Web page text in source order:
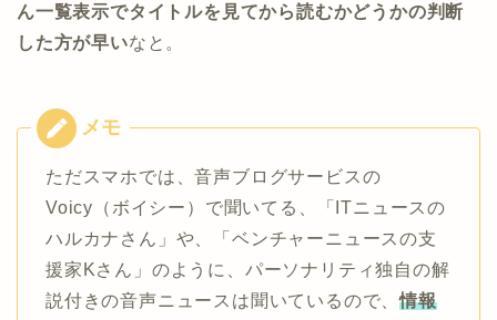
ん一覧表示でタイトルを見てから読むかどうかの判断
した方が早いなと。
ただスマホでは、音声ブログサービスの
Voicy（ボイシー）で聞いてる、「ITニュースの
ハルカナさん」や、「ベンチャーニュースの支
援家Kさん」のように、パーソナリティ独自の解
説付きの音声ニュースは聞いているので、情報